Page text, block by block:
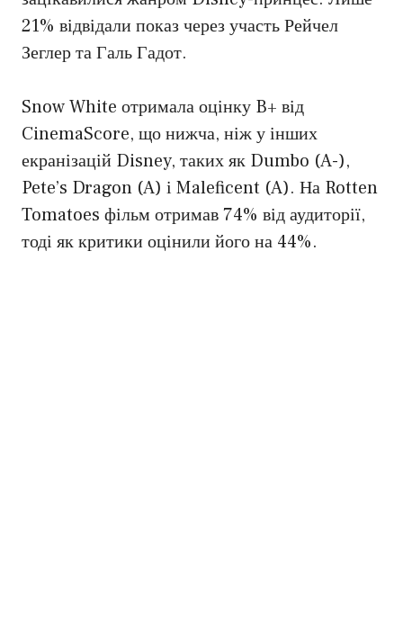
21% відвідали показ через участь Рейчел
Зеглер та Галь Гадот.
Snow White отримала оцінку B+ від
CinemaScore, що нижча, ніж у інших
екранізацій Disney, таких як Dumbo (A-),
Pete’s Dragon (A) і Maleficent (A). На Rotten
Tomatoes фільм отримав 74% від аудиторії,
тоді як критики оцінили його на 44%.